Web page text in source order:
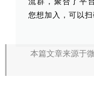
您想加入，可以扫
本篇文章来源于